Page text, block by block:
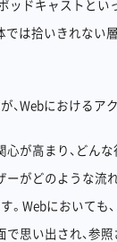
ポッドキャストと
では拾いきれない
、Webにおけるア
心が高まり、どん
ーがどのような流
。Webにおいても
で思い出され、参